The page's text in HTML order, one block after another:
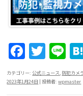
F
a
c
T
w
itt
Li
n
e
カテゴリー:公式ニュース, 防犯カメ
2023年1月24日 |投稿者:wpmaster